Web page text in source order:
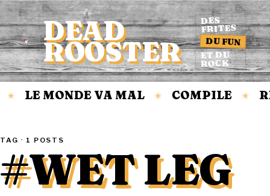
Accueil
DEAD
ROOSTER
DES
FRITES
DU FUN
ET DU
ROCK
✳ LE MONDE VA MAL ✳ COMPILE ✳
TAG · 1 POSTS
#WET LEG